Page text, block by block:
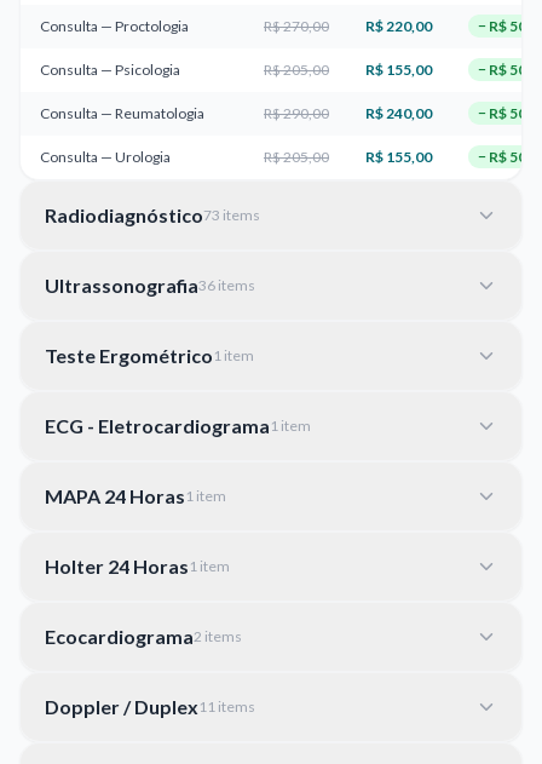
Consulta — Proctologia R$ 270,00 R$ 220,00 − R$
Consulta — Psicologia R$ 205,00 R$ 155,00 − R$
Consulta — Reumatologia R$ 290,00 R$ 240,00 − R$
Consulta — Urologia R$ 205,00 R$ 155,00 − R$
Radiodiagnóstico73 items
Ultrassonografia36 items
Teste Ergométrico 1 item
ECG - Eletrocardiograma 1 item
MAPA 24 Horas 1 item
Holter 24 Horas 1 item
Ecocardiograma2 items
Doppler / Duplex 11 items